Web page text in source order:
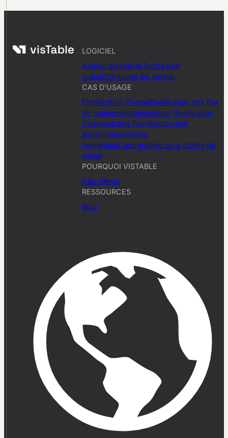
LOGICIEL
Aperçu du logicielTarifsEssai
gratuitContacter les ventes
CAS D'USAGE
Planification d'usinePlanification des flux
de matièresIntralogistique Planification
d'assemblage Planification des
implantationsUsine
numériqueCartographie de la chaîne de
valeur
POURQUOI VISTABLE
Cas clients
RESSOURCES
Blog